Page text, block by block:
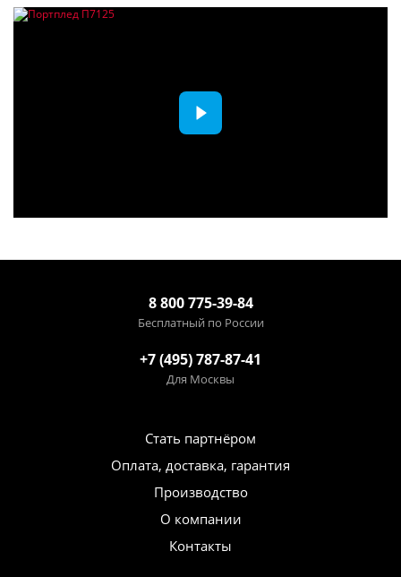
8 800 775-39-84
Бесплатный по России
+7 (495) 787-87-41
Для Москвы
Стать партнёром
Оплата, доставка, гарантия
Производство
О компании
Контакты